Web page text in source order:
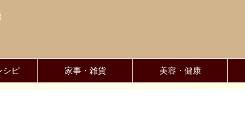
シピ 家事・雑貨 美容・健康